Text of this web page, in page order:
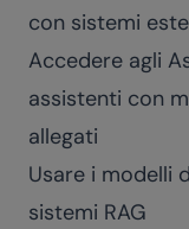
con sistemi
Accedere agli
assistenti con
allegati
Usare i modelli
sistemi RAG